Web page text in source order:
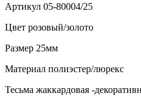
Артикул 05-80004/25
Цвет розовый/золото
Размер 25мм
Материал полиэстер/люрекс
Тесьма жаккардовая -